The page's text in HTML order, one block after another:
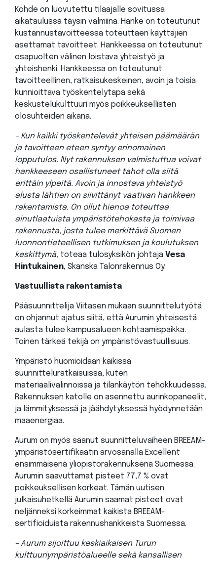
Kohde on luovutettu tilaajalle sovitussa
aikataulussa täysin valmiina. Hanke on toteutunut
kustannustavoitteessa toteuttaen käyttäjien
asettamat tavoitteet. Hankkeessa on toteutunut
osapuolten välinen loistava yhteistyö ja
yhteishenki. Hankkeessa on toteutunut
tavoitteellinen, ratkaisukeskeinen, avoin ja toisia
kunnioittava työskentelytapa sekä
keskustelukulttuuri myös poikkeuksellisten
olosuhteiden aikana.
– Kun kaikki työskentelevät yhteisen päämäärän
ja tavoitteen eteen syntyy erinomainen
lopputulos. Nyt rakennuksen valmistuttua voivat
hankkeeseen osallistuneet tahot olla siitä
erittäin ylpeitä. Avoin ja innostava yhteistyö
alusta lähtien on siivittänyt vaativan hankkeen
rakentamista. On ollut hienoa toteuttaa
ainutlaatuista ympäristötehokasta ja toimivaa
rakennusta, josta tulee merkittävä Suomen
luonnontieteellisen tutkimuksen ja koulutuksen
keskittymä, toteaa tulosyksikön johtaja Vesa
Hintukainen, Skanska Talonrakennus Oy.
Vastuullista rakentamista
Pääsuunnittelija Viitasen mukaan suunnittelutyötä
on ohjannut ajatus siitä, että Aurumin yhteisestä
aulasta tulee kampusalueen kohtaamispaikka.
Toinen tärkeä tekijä on ympäristövastuullisuus.
Ympäristö huomioidaan kaikissa
suunnitteluratkaisuissa, kuten
materiaalivalinnoissa ja tilankäytön tehokkuudessa.
Rakennuksen katolle on asennettu aurinkopaneelit,
ja lämmityksessä ja jäähdytyksessä hyödynnetään
maaenergiaa.
Aurum on myös saanut suunnitteluvaiheen BREEAM-
ympäristösertifikaatin arvosanalla Excellent
ensimmäisenä yliopistorakennuksena Suomessa.
Aurumin saavuttamat pisteet 77,7 % ovat
poikkeuksellisen korkeat. Tämän uutisen
julkaisuhetkellä Aurumin saamat pisteet ovat
neljänneksi korkeimmat kaikista BREEAM-
sertifioiduista rakennushankkeista Suomessa.
– Aurum sijoittuu keskiaikaisen Turun
kulttuuriympäristöalueelle sekä kansallisen